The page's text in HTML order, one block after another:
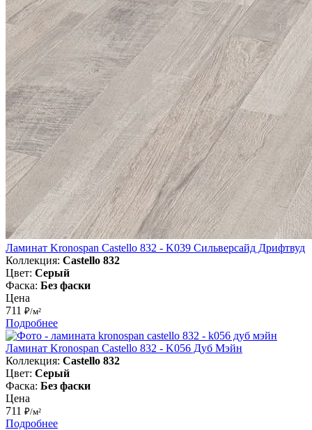
Ламинат Kronospan Castello 832 - K039 Сильверсайд Дрифтвуд
Коллекция: Castello 832
Цвет: Серый
Фаска: Без фаски
Цена
711 ₽/м²
Подробнее
Ламинат Kronospan Castello 832 - K056 Дуб Мэйн
Коллекция: Castello 832
Цвет: Серый
Фаска: Без фаски
Цена
711 ₽/м²
Подробнее